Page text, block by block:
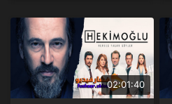
02:01:40